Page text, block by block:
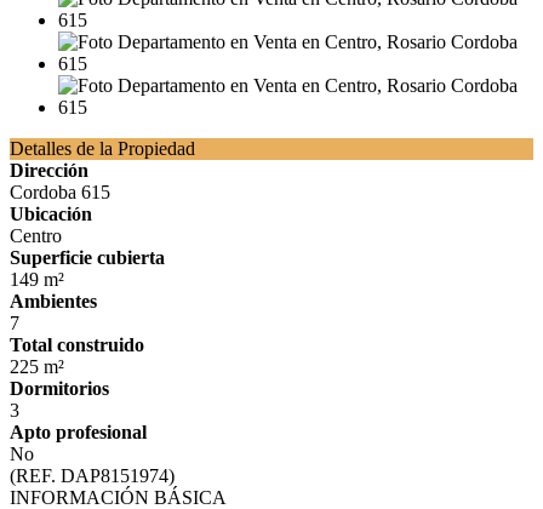
Detalles de la Propiedad
Dirección
Cordoba 615
Ubicación
Centro
Superficie cubierta
149 m²
Ambientes
7
Total construido
225 m²
Dormitorios
3
Apto profesional
No
(REF. DAP8151974)
INFORMACIÓN BÁSICA